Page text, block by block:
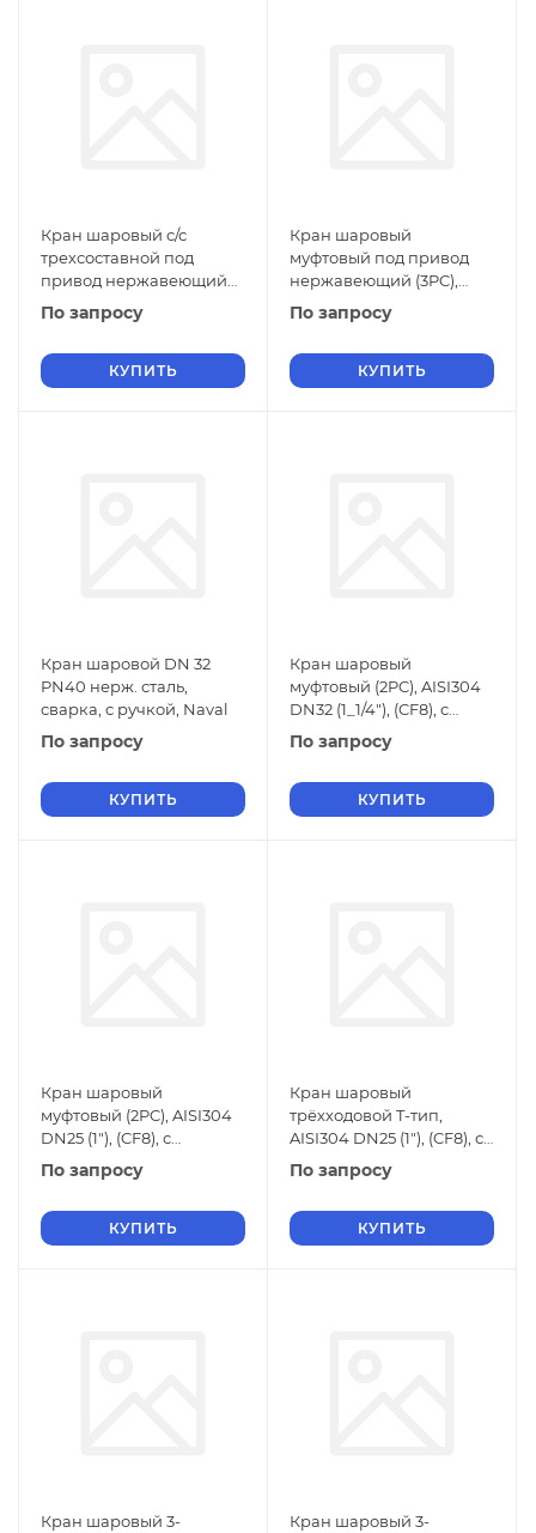
Кран шаровый с/с
трехсоставной под
привод нержавеющий
(3PC), AISI304 DN50 (2"),
(CF8), PN25
По запросу
КУПИТЬ
Кран шаровый
муфтовый под привод
нержавеющий (3PC),
AISI304 DN50 (2"), (CF8),
PN64, NK-BMTp50/
По запросу
КУПИТЬ
Кран шаровой DN 32
PN40 нерж. сталь,
сварка, с ручкой, Naval
По запросу
КУПИТЬ
Кран шаровый
муфтовый (2PC), AISI304
DN32 (1_1/4"), (CF8), с
электроприводом AC
220V (С-05), NK-BMp3
По запросу
КУПИТЬ
Кран шаровый
муфтовый (2PC), AISI304
DN25 (1"), (CF8), с
электроприводом AC
220V (С-03), NK-BMp25/4*
По запросу
КУПИТЬ
Кран шаровый
трёхходовой T-тип,
AISI304 DN25 (1"), (CF8), с
электроприводом AC
220V (С-03), NK-BTt25
По запросу
КУПИТЬ
Кран шаровый 3-
Кран шаровый 3-